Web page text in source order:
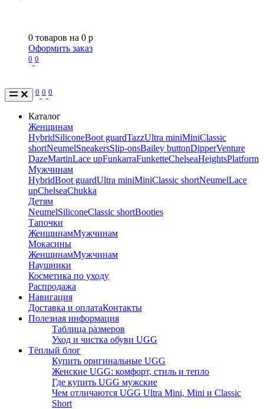
0 товаров на 0 p
Оформить заказ
0 0
0 0 0
Каталог
Женщинам
HybridSiliconeBoot guardTazzUltra miniMiniClassic
shortNeumelSneakersSlip-onsBailey buttonDipperVenture
DazeMartinLace upFunkarraFunketteChelseaHeightsPlatform
Мужчинам
HybridBoot guardUltra miniMiniClassic shortNeumelLace
upChelseaChukka
Детям
NeumelSiliconeClassic shortBooties
Тапочки
ЖенщинамМужчинам
Мокасины
ЖенщинамМужчинам
Наушники
Косметика по уходу
Распродажа
Навигация
Доставка и оплатаКонтакты
Полезная информация
Таблица размеров
Уход и чистка обуви UGG
Тёплый блог
Купить оригинальные UGG
Женские UGG: комфорт, стиль и тепло
Где купить UGG мужские
Чем отличаются UGG Ultra Mini, Mini и Classic
Short